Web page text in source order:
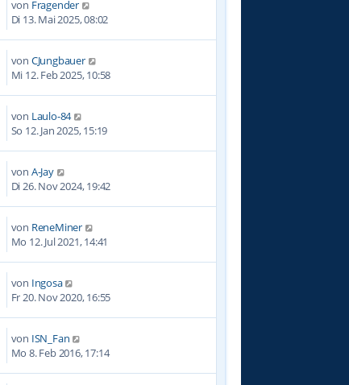
von Fragender
Di 13. Mai 2025, 08:02
von CJungbauer
Mi 12. Feb 2025, 10:58
von Laulo-84
So 12. Jan 2025, 15:19
von A-Jay
Di 26. Nov 2024, 19:42
von ReneMiner
Mo 12. Jul 2021, 14:41
von Ingosa
Fr 20. Nov 2020, 16:55
von ISN_Fan
Mo 8. Feb 2016, 17:14